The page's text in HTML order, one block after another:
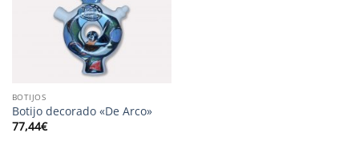
BOTIJOS
Botijo decorado «De Arco»
77,44€